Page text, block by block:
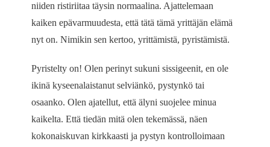
niiden ristiriitaa täysin normaalina. Ajattelemaan
kaiken epävarmuudesta, että tätä tämä yrittäjän elämä
nyt on. Nimikin sen kertoo, yrittämistä, pyristämistä.
Pyristelty on! Olen perinyt sukuni sissigeenit, en ole
ikinä kyseenalaistanut selviänkö, pystynkö tai
osaanko. Olen ajatellut, että älyni suojelee minua
kaikelta. Että tiedän mitä olen tekemässä, näen
kokonaiskuvan kirkkaasti ja pystyn kontrolloimaan